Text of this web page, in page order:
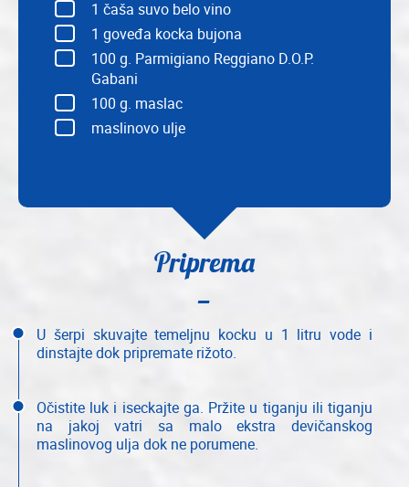
1 čaša suvo belo vino
1 goveđa kocka bujona
100 g. Parmigiano Reggiano D.O.P.
Gabani
100 g. maslac
maslinovo ulje
Priprema
U šerpi skuvajte temeljnu kocku u 1 litru vode i
dinstajte dok pripremate rižoto.
Očistite luk i iseckajte ga. Pržite u tiganju ili tiganju
na jakoj vatri sa malo ekstra devičanskog
maslinovog ulja dok ne porumene.